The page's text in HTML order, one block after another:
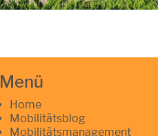
Menü
Home
Mobilitätsblog
Mobilitätsmanagement